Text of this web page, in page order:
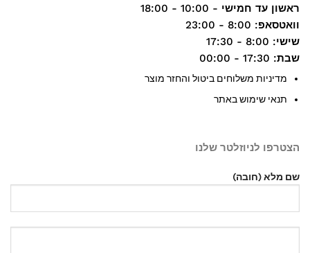
ראשון עד חמישי - 10:00 - 18:00
וואטסאפ: 8:00 - 23:00
שישי: 8:00 - 17:30
שבת: 17:30 - 00:00
מדיניות משלוחים ביטול והחזר מוצר
תנאי שימוש באתר
הצטרפו לניוזלטר שלנו
שם מלא (חובה)